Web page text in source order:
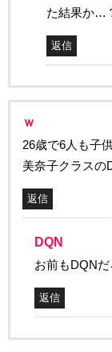
た結果か…
返信
ｗ
26歳で6人も子
美奈子クラスの
返信
DQN
お前もDQNだ
返信